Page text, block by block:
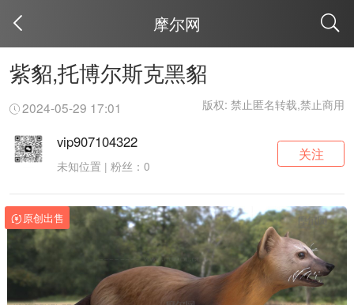
摩尔网
紫貂,托博尔斯克黑貂
2024-05-29 17:01 版权: 禁止匿名转载,禁止商用
vip907104322
未知位置 | 粉丝：0
关注
原创出售
取消